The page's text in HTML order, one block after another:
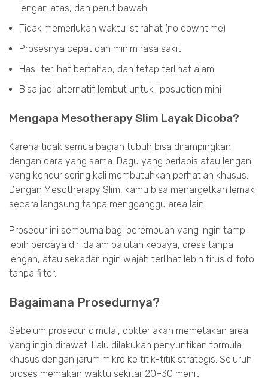
lengan atas, dan perut bawah
Tidak memerlukan waktu istirahat (no downtime)
Prosesnya cepat dan minim rasa sakit
Hasil terlihat bertahap, dan tetap terlihat alami
Bisa jadi alternatif lembut untuk liposuction mini
Mengapa Mesotherapy Slim Layak Dicoba?
Karena tidak semua bagian tubuh bisa dirampingkan
dengan cara yang sama. Dagu yang berlapis atau lengan
yang kendur sering kali membutuhkan perhatian khusus.
Dengan Mesotherapy Slim, kamu bisa menargetkan lemak
secara langsung tanpa mengganggu area lain.
Prosedur ini sempurna bagi perempuan yang ingin tampil
lebih percaya diri dalam balutan kebaya, dress tanpa
lengan, atau sekadar ingin wajah terlihat lebih tirus di foto
tanpa filter.
Bagaimana Prosedurnya?
Sebelum prosedur dimulai, dokter akan memetakan area
yang ingin dirawat. Lalu dilakukan penyuntikan formula
khusus dengan jarum mikro ke titik-titik strategis. Seluruh
proses memakan waktu sekitar 20–30 menit.